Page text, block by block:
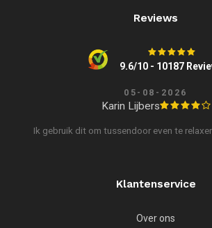
Reviews
9.6/10 - 10187
05-08-2026
Karin Lijbers
Ik gebruik dit om tussendoor even te
Klantenservice
Over ons